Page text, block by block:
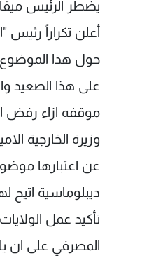
أعلن تكراراً رئيس
حول هذا الموضوع
على هذا الصعيد
موقفه ازاء رفض
وزيرة الخارجية
عن اعتبارها
ديبلوماسية اتيح
تأكيد عمل
المصرفي على ان